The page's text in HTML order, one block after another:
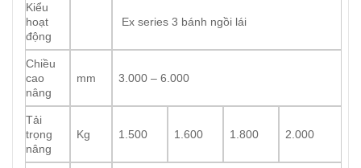
Kiểu
hoạt
động
Ex series 3 bánh ngồi lái
Chiều
cao
nâng
mm 3.000 – 6.000
Tải
trọng
nâng
Kg 1.500 1.600 1.800 2.000